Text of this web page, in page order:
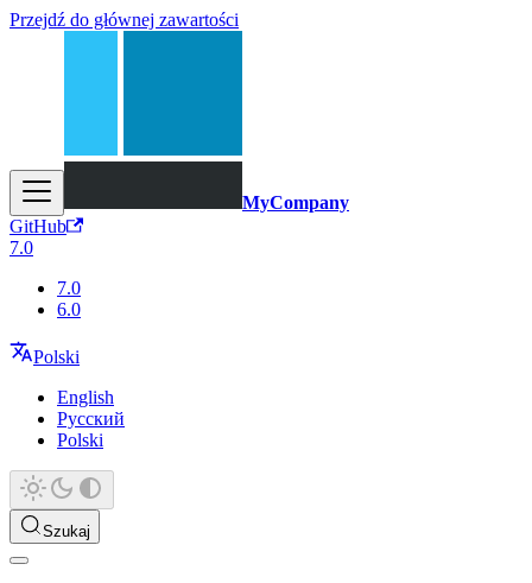
Przejdź do głównej zawartości
MyCompany
GitHub
7.0
7.0
6.0
Polski
English
Русский
Polski
Szukaj